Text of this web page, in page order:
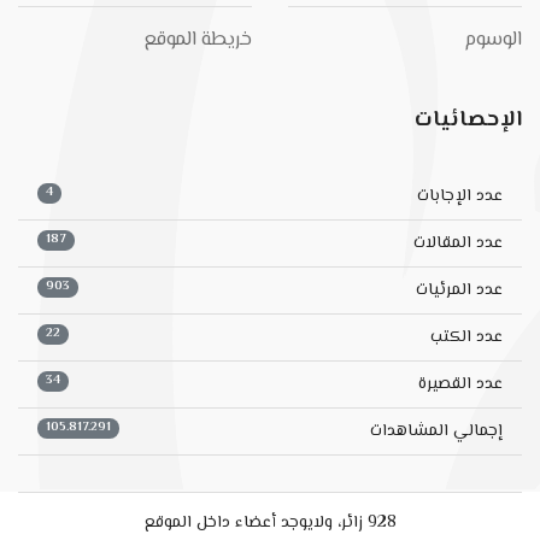
الوسوم خريطة الموقع
الإحصائيات
عدد الإجابات 4
عدد المقالات 187
عدد المرئيات 903
عدد الكتب 22
عدد القصيرة 34
إجمالي المشاهدات 105.817.291
928 زائر، ولايوجد أعضاء داخل الموقع